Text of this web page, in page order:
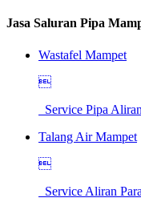
Jasa Saluran Pipa
Wastafel Mampet

Service Pipa
Talang Air Mampet

Service Aliran